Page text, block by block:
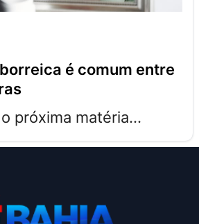
próxima matéria...